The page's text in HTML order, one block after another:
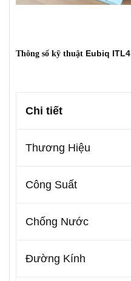
Thông số kỹ thuật Eubiq ITL4
Chi tiết
Thương Hiệu
Công Suất
Chống Nước
Đường Kính